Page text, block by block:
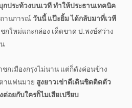
กประท้วงบนเวที ทำให้ประธานเทคนิค
านการณ์วันนี้ แป๊ะยิ้ม ได้กลับมาที่เวที
กใหม่แกะกล่อง เด็ดขาด ป.พงษ์สว่าง
ชกเมืองกรุงไม่นาน แต่ก็ดังค่อนข้าง
าแฟนมวย สูงยาวเข่าดีเดินชิดติดตัว
อยกับใครก็ไมเสียเปรียบ